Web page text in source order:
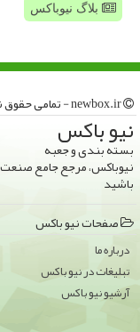
بلاگ نیوباکس
نیو باكس
بسته بندی و جعبه
نیوباکس، مرجع جامع
باشید
صفحات نیو باكس
درباره ما
تبلیغات در نیو باكس
آرشیو نیو باكس